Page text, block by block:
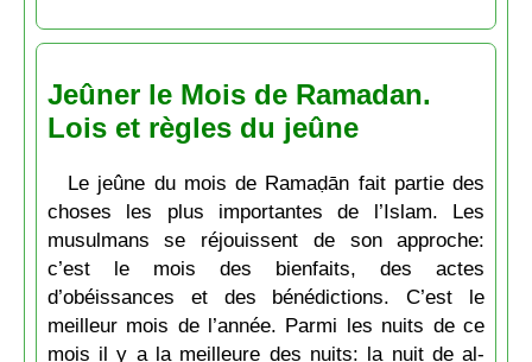
Jeûner le Mois de Ramadan.
Lois et règles du jeûne
Le jeûne du mois de Ramaḍān fait partie des
choses les plus importantes de l’Islam. Les
musulmans se réjouissent de son approche:
c’est le mois des bienfaits, des actes
d’obéissances et des bénédictions. C’est le
meilleur mois de l’année. Parmi les nuits de ce
mois il y a la meilleure des nuits: la nuit de al-